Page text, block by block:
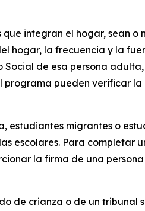
integran el hogar, sean o
hogar, la frecuencia y la
de esa persona
programa pueden verificar
estudiantes migrantes o
escolares. Para completar
la firma de una
de crianza o de un tribunal